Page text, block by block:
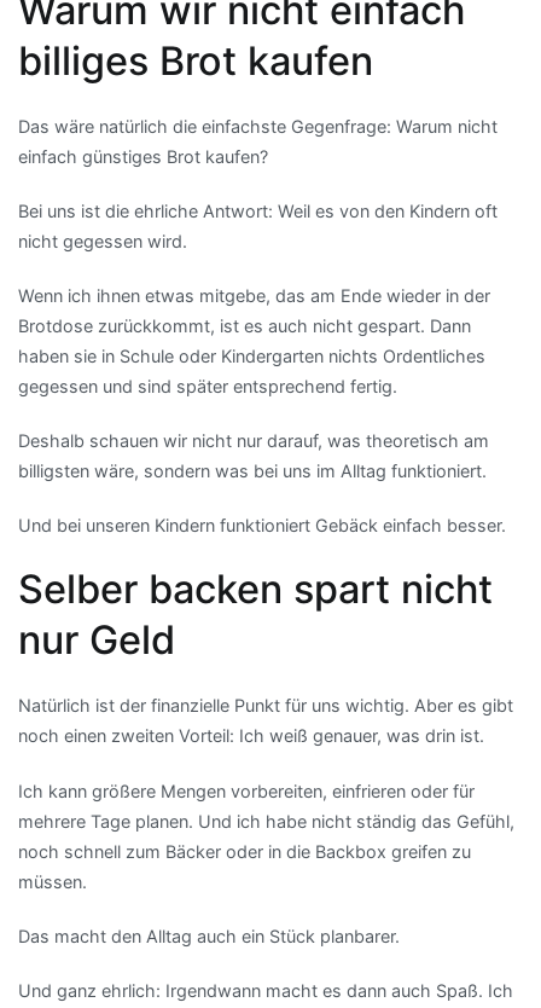
Warum wir nicht einfach
billiges Brot kaufen
Das wäre natürlich die einfachste Gegenfrage: Warum nicht
einfach günstiges Brot kaufen?
Bei uns ist die ehrliche Antwort: Weil es von den Kindern oft
nicht gegessen wird.
Wenn ich ihnen etwas mitgebe, das am Ende wieder in der
Brotdose zurückkommt, ist es auch nicht gespart. Dann
haben sie in Schule oder Kindergarten nichts Ordentliches
gegessen und sind später entsprechend fertig.
Deshalb schauen wir nicht nur darauf, was theoretisch am
billigsten wäre, sondern was bei uns im Alltag funktioniert.
Und bei unseren Kindern funktioniert Gebäck einfach besser.
Selber backen spart nicht
nur Geld
Natürlich ist der finanzielle Punkt für uns wichtig. Aber es gibt
noch einen zweiten Vorteil: Ich weiß genauer, was drin ist.
Ich kann größere Mengen vorbereiten, einfrieren oder für
mehrere Tage planen. Und ich habe nicht ständig das Gefühl,
noch schnell zum Bäcker oder in die Backbox greifen zu
müssen.
Das macht den Alltag auch ein Stück planbarer.
Und ganz ehrlich: Irgendwann macht es dann auch Spaß. Ich